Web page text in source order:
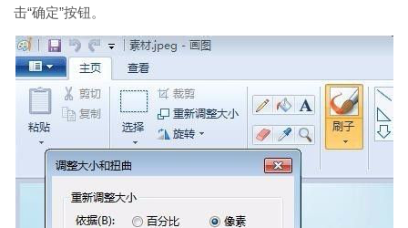
击“确定”按钮。